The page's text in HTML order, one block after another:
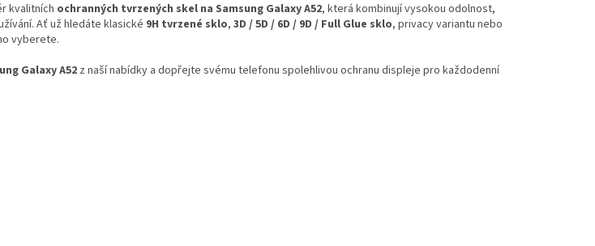
kvalitních ochranných tvrzených skel na Samsung Galaxy A52, která kombinují vysokou odolnost,
Ať už hledáte klasické 9H tvrzené sklo, 3D / 5D / 6D / 9D / Full Glue sklo, privacy variantu nebo
vyberete.
Galaxy A52 z naší nabídky a dopřejte svému telefonu spolehlivou ochranu displeje pro každodenní